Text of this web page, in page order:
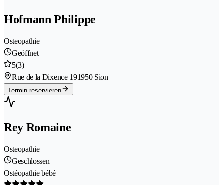
Hofmann Philippe
Osteopathie
Geöffnet
5(3)
Rue de la Dixence 191950 Sion
Termin reservieren
Rey Romaine
Osteopathie
Geschlossen
Ostéopathie bébé